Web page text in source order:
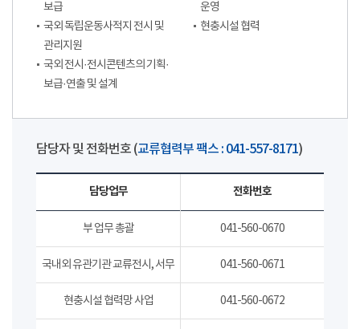
보급
국외 독립운동사적지 전시 및
관리지원
국외 전시·전시콘텐츠의 기획·
보급·연출 및 설계
운영
현충시설 협력
담당자 및 전화번호 (교류협력부 팩스 : 041-557-8171)
담당업무 전화번호
부 업무 총괄 041-560-0670
국내외 유관기관 교류전시, 서무 041-560-0671
현충시설 협력망 사업 041-560-0672